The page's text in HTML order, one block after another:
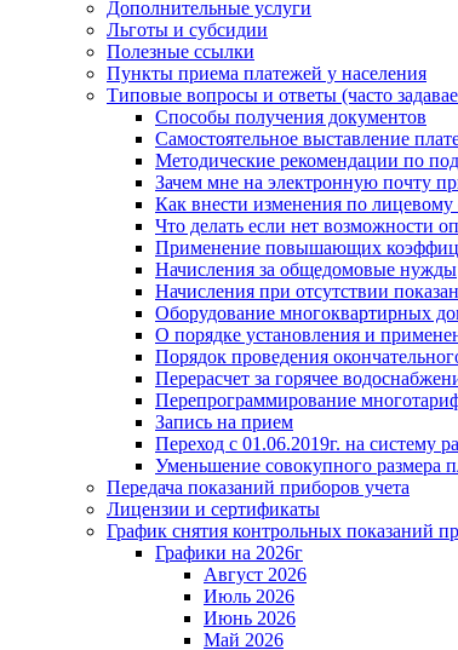
Дополнительные услуги
Льготы и субсидии
Полезные ссылки
Пункты приема платежей у населения
Типовые вопросы и ответы (часто
Способы получения документов
Самостоятельное выставление
Методические рекомендации по
Зачем мне на электронную почту
Как внести изменения по
Что делать если нет возможности
Применение повышающих
Начисления за общедомовые нужды
Начисления при отсутствии
Оборудование многоквартирных
О порядке установления и
Порядок проведения
Перерасчет за горячее
Перепрограммирование
Запись на прием
Переход с 01.06.2019г. на систему
Уменьшение совокупного размера
Передача показаний приборов учета
Лицензии и сертификаты
График снятия контрольных показаний
Графики на 2026г
Август 2026
Июль 2026
Июнь 2026
Май 2026